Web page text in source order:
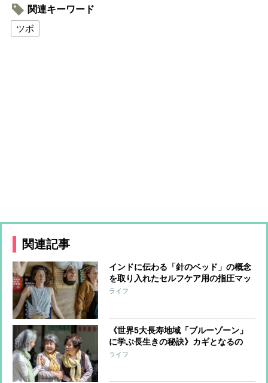
関連キーワード
ツボ
関連記事
インドに伝わる「針のベッド」の概念
を取り入れたセルフケア用の指圧マッ
ト 約6000本のスパイクがツボを一気
ライフ
《世界5大長寿地域「ブルーゾーン」
に学ぶ長生きの秘訣》カギとなるの
は“自然と体を動かす環境が整ってい
ライフ